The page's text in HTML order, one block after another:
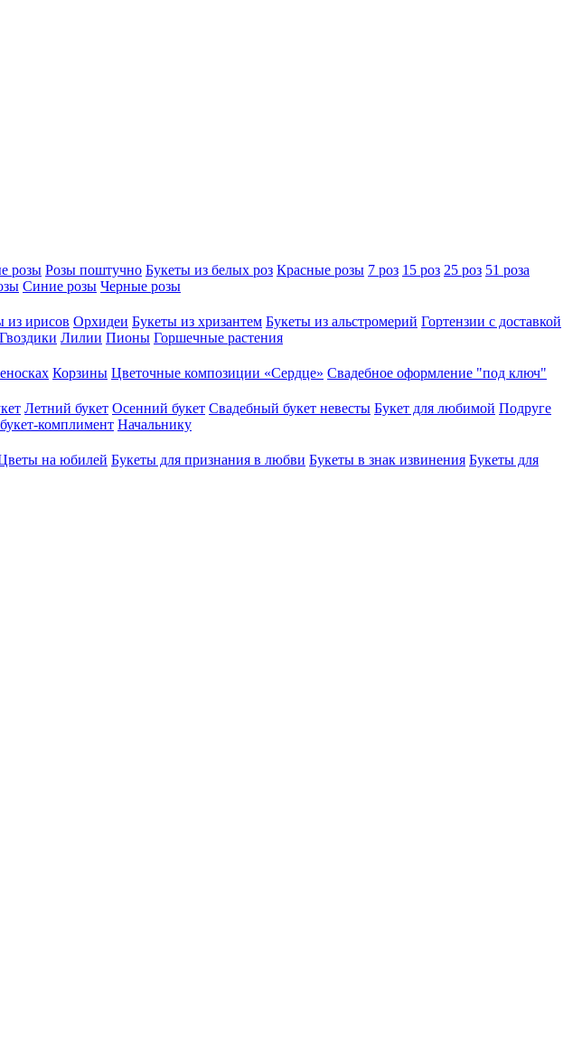
розы Розы поштучно Букеты из белых роз Красные розы 7 роз 15 роз 25 роз 51 роза
Синие розы Черные розы
из ирисов Орхидеи Букеты из хризантем Букеты из альстромерий Гортензии с доставкой
Гвоздики Лилии Пионы Горшечные растения
Корзины Цветочные композиции «Сердце» Свадебное оформление "под ключ"
Летний букет Осенний букет Свадебный букет невесты Букет для любимой Подруге
комплимент Начальнику
на юбилей Букеты для признания в любви Букеты в знак извинения Букеты для